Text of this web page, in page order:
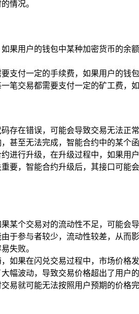
情况。
果用户的钱包中某种加密货币的
支付一定的手续费，如果用户的
交易都需要支付一定的矿工费，
存在错误，可能会导致交易无法正
至无法完成，智能合约中的某个
进行升级，在升级过程中，如果
要，智能合约升级后，其接口可能
某个交易对的流动性不足，可能
于参与者较少，流动性较差，从而
失败。
如果在闪兑交易过程中，市场价
幅波动，导致交易价格超出了用
易就可能无法按照用户预期的价格完